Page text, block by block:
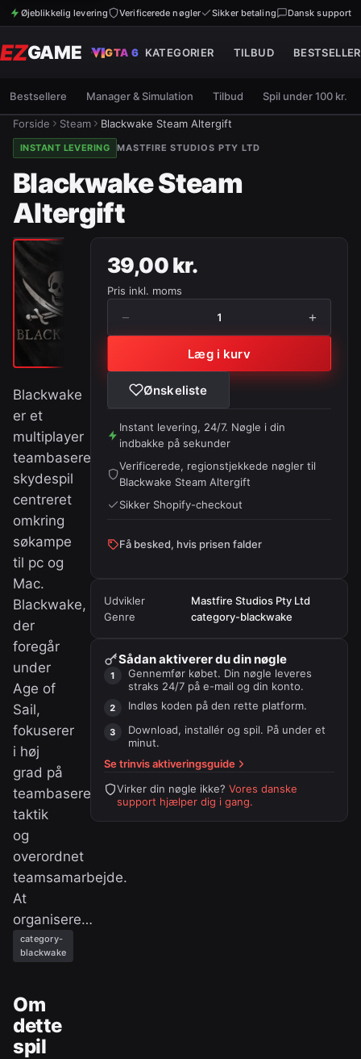
Øjeblikkelig levering Verificerede nøgler Sikker betaling Dansk support
EZGAME GTA 6 KATEGORIER TILBUD
Bestsellere Manager & Simulation Tilbud Spil under 100 kr.
Forside Steam Blackwake Steam Altergift
INSTANT LEVERING MASTFIRE STUDIOS PTY LTD
Blackwake Steam
Altergift
Blackwake
er et
multiplayer
teambaseret
skydespil
centreret
omkring
søkampe
til pc og
Mac.
Blackwake,
der
foregår
under
Age of
Sail,
fokuserer
i høj
grad på
teambaseret
taktik
og
overordnet
teamsamarbejde.
At
organisere…
category-
blackwake
39,00 kr.
Pris inkl. moms
− 1 +
Læg i kurv
Ønskeliste
Instant levering, 24/7. Nøgle i din
indbakke på sekunder
Verificerede, regionstjekkede nøgler til
Blackwake Steam Altergift
Sikker Shopify-checkout
Få besked, hvis prisen falder
Udvikler
Mastfire Studios Pty Ltd
Genre
category-blackwake
Sådan aktiverer du din nøgle
Gennemfør købet. Din nøgle leveres
straks 24/7 på e-mail og din konto.
Indløs koden på den rette platform.
Download, installér og spil. På under et
minut.
Se trinvis aktiveringsguide
Virker din nøgle ikke? Vores danske
support hjælper dig i gang.
Om
dette
spil